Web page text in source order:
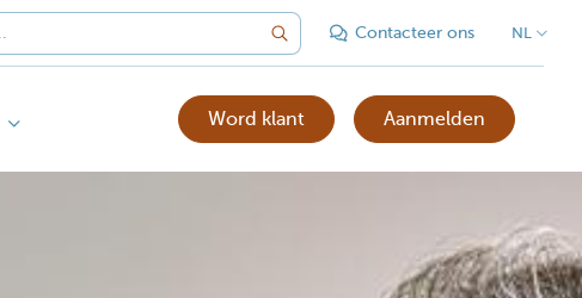
Contacteer ons NL
Word klant Aanmelden